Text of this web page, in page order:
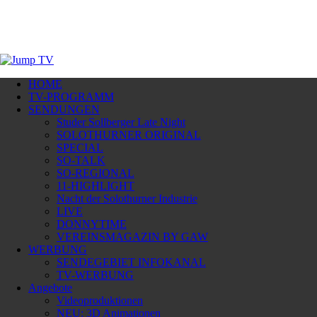
HOME
TV-PROGRAMM
SENDUNGEN
Studer Sollberger Late Night
SOLOTHURNER ORIGINAL
SPECIAL
SO-TALK
SO-REGIONAL
11-HIGHLIGHT
Nacht der Solothurner Industrie
LIVE
DONNYTIME
VEREINSMAGAZIN BY GAW
WERBUNG
SENDEGEBIET INFOKANAL
TV-WERBUNG
Angebote
Videoproduktionen
NEU: 3D Animationen